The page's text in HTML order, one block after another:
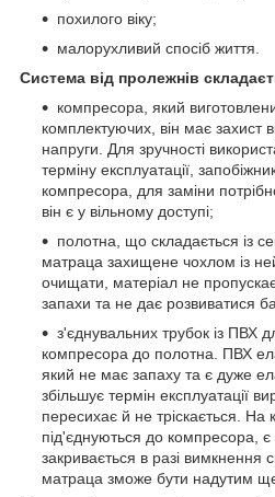
похилого віку;
малорухливий спосіб життя.
Система від пролежнів
компресора, який
комплектуючих, він має захист
напруги. Для зручності
терміну експлуатації,
компресора, для заміни
він є у вільному доступі;
полотна, що складається із
матраца захищене чохлом із
очищати, матеріал не
запахи та не дає розвиватися
з'єднувальних трубок із ПВХ
компресора до полотна. ПВХ
який не має запаху та є дуже
збільшує термін експлуатації
пересихає й не тріскається. На
під'єднуються до компресора,
закривається в разі вимкнення
матраца зможе бути надутим